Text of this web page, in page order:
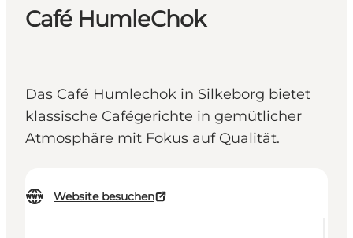
Café HumleChok
Das Café Humlechok in Silkeborg bietet
klassische Cafégerichte in gemütlicher
Atmosphäre mit Fokus auf Qualität.
Website besuchen